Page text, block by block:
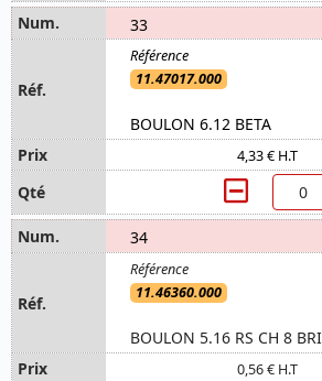
33
11.47017.000
BOULON 6.12 BETA
4,33 € H.T
34
11.46360.000
BOULON 5.16 RS CH 8
0,56 € H.T